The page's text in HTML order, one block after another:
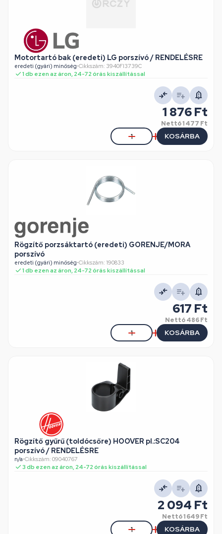
Motortartó bak (eredeti) LG porszívó / RENDELÉSRE
eredeti (gyári) minőség•Cikkszám: 3940FI3739C
1 db ezen az áron, 24-72 órás kiszállítással
1 876 Ft
Nettó1 477 Ft
KOSÁRBA
Rögzítő porzsáktartó (eredeti) GORENJE/MORA
porszívó
eredeti (gyári) minőség•Cikkszám: 190833
1 db ezen az áron, 24-72 órás kiszállítással
617 Ft
Nettó486 Ft
KOSÁRBA
Rögzítő gyűrű (toldócsőre) HOOVER pl.:SC204
porszívó / RENDELÉSRE
n/a•Cikkszám: 09040767
3 db ezen az áron, 24-72 órás kiszállítással
2 094 Ft
Nettó1 649 Ft
KOSÁRBA